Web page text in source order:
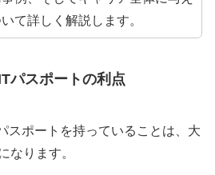
て詳しく解説します。
パスポートの利点
スポートを持っていることは、大
なります。